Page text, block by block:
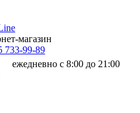
магазин
733-99-89
ежедневно с 8:00 до 21:00